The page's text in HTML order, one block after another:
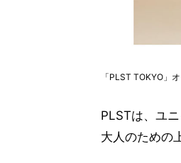
「PLST TOKYO」
PLSTは、ユ
大人のための